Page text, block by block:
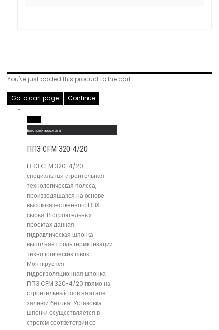
You've just added this product to the cart:
Go to cart page Continue
Быстрый просмотр
ППЗ CFM 320-4/20
ППЗ CFM 320-4/20 -
специальная строительная
технологическая полоса,
производящаяся на основе
высококачественного ПВХ
сырья. В строительных
проектах данная
гидравлическая шпонка
выполняет роль герметизации
технологических швов.
Монтируется
гидроизоляционная шпонка
ППЗ CFM 320-4/20 прямо на
строительный шов на этапе
заливки бетона. Установка
шпонки осуществляется в
строгом соответствии со